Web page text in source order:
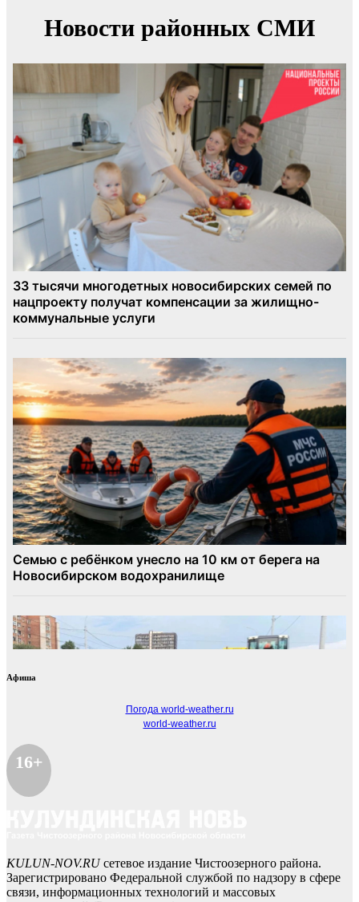
Афиша
Погода world-weather.ru
world-weather.ru
16+
KULUN-NOV.RUсетевое издание Чистоозерного района.
Зарегистрировано Федеральной службой по надзору в сфере
связи, информационных технологий и массовых